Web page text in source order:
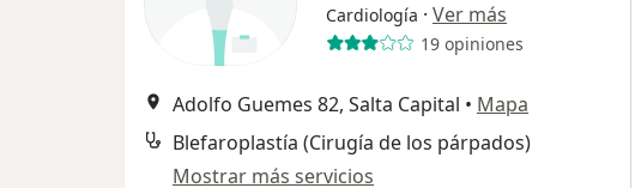
Cardiología · Ver más
19 opiniones
Adolfo Guemes 82, Salta Capital • Mapa
Blefaroplastía (Cirugía de los párpados)
Mostrar más servicios